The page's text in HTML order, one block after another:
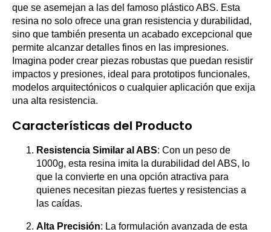
que se asemejan a las del famoso plástico ABS. Esta
resina no solo ofrece una gran resistencia y durabilidad,
sino que también presenta un acabado excepcional que
permite alcanzar detalles finos en las impresiones.
Imagina poder crear piezas robustas que puedan resistir
impactos y presiones, ideal para prototipos funcionales,
modelos arquitectónicos o cualquier aplicación que exija
una alta resistencia.
Características del Producto
Resistencia Similar al ABS: Con un peso de
1000g, esta resina imita la durabilidad del ABS, lo
que la convierte en una opción atractiva para
quienes necesitan piezas fuertes y resistencias a
las caídas.
Alta Precisión: La formulación avanzada de esta